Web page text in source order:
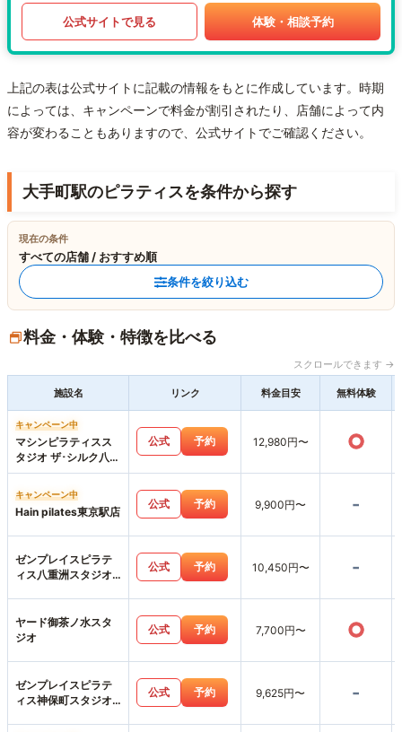
公式サイトで見る 体験・相談予約
上記の表は公式サイトに記載の情報をもとに作成しています。時期
によっては、キャンペーンで料金が割引されたり、店舗によって内
容が変わることもありますので、公式サイトでご確認ください。
大手町駅のピラティスを条件から探す
現在の条件
すべての店舗 / おすすめ順
条件を絞り込む
料金・体験・特徴を比べる
スクロールできます →
施設名 リンク 料金目安 無料体験
キャンペーン中
マシンピラティスス
タジオ ザ･シルク八重
洲店
公式 予約 12,980円〜 ○
キャンペーン中
Hain pilates東京駅店
公式 予約 9,900円〜 -
ゼンプレイスピラテ
ィス八重洲スタジオ
公式 予約 10,450円〜 -
ヤード御茶ノ水スタ
ジオ
公式 予約 7,700円〜 ○
ゼンプレイスピラテ
ィス神保町スタジオ
公式 予約 9,625円〜 -